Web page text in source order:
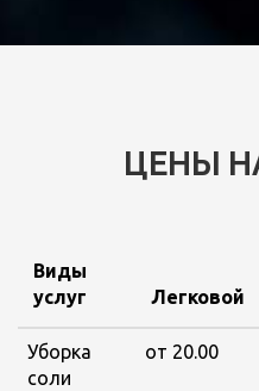
ЦЕНЫ
Виды
услуг
Легковой
Уборка
соли
от 20.00